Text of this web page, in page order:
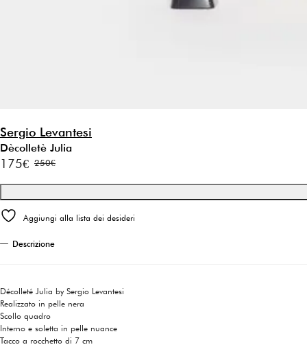
Sergio Levantesi
Dècolletè Julia
250€
Il
originale
250€.
175€
Il
attuale
175€.
Aggiungi alla lista dei desideri
Descrizione
Décolleté Julia by Sergio Levantesi
Realizzato in pelle nera
Scollo quadro
Interno e soletta in pelle nuance
Tacco a rocchetto di 7 cm